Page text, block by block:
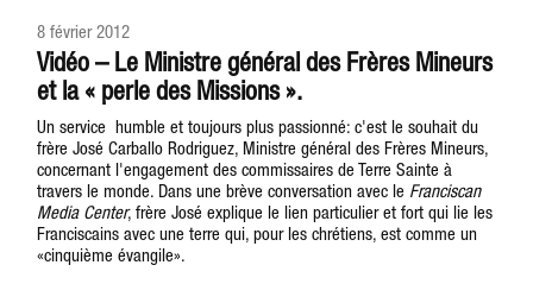
8 février 2012
Vidéo – Le Ministre général des Frères Mineurs
et la « perle des Missions ».
Un service humble et toujours plus passionné: c'est le souhait du
frère José Carballo Rodriguez, Ministre général des Frères Mineurs,
concernant l'engagement des commissaires de Terre Sainte à
travers le monde. Dans une brève conversation avec le Franciscan
Media Center, frère José explique le lien particulier et fort qui lie les
Franciscains avec une terre qui, pour les chrétiens, est comme un
«cinquième évangile».